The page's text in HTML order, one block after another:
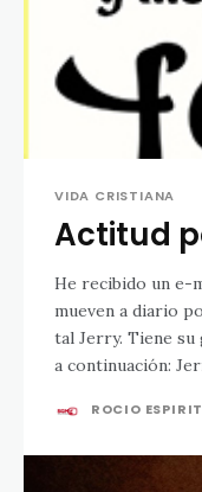
VIDA CRISTIANA
Actitud
He recibido un e-
mueven a diario
tal Jerry. Tiene su
a
ROCIO